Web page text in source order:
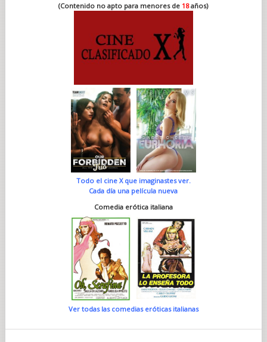
(Contenido no apto para menores de 18años)
Todo el cine X que imaginastes ver.
Cada día una película nueva
Comedia erótica italiana
Ver todas las comedias eróticas italianas